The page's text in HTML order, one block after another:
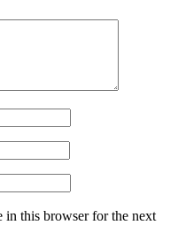
in this browser for the next